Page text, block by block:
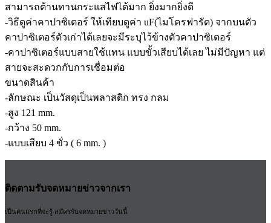
สามารถต้านทานกระแสไฟได้มาก ยิ่งมากยิ่งดี
-วิธีดูค่าคาปาซิเตอร์ ให้เทียบดูค่า uF(ไมโครฟารัด) จากบนตัว
คาปาซิเตอร์ตัวเก่าได้เลยจะมีระบุไว้ข้างตัวคาปาซิเตอร์
-คาปาซิเตอร์แบบสายใช้แทน แบบขั้วเสียบได้เลย ไม่มีปัญหา แต่
สายจะสะดวกกับการเชื่อมต่อ
ขนาดสินค้า
-ลักษณะ เป็นวัสดุเป็นพลาสติก ทรง กลม
-สูง 121 mm.
-กว้าง 50 mm.
-แบบเสียบ 4 ขั่ว ( 6 mm. )
ติดตามรับจดหมายข่าวจากเรา
เป็นคนแรกที่จะรู้ สมัครรับจดหมายข่าววันนี้